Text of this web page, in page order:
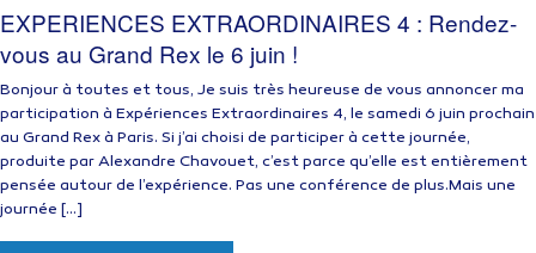
EXPERIENCES EXTRAORDINAIRES 4 : Rendez-
vous au Grand Rex le 6 juin !
Bonjour à toutes et tous, Je suis très heureuse de vous annoncer ma
participation à Expériences Extraordinaires 4, le samedi 6 juin prochain
au Grand Rex à Paris. Si j’ai choisi de participer à cette journée,
produite par Alexandre Chavouet, c’est parce qu’elle est entièrement
pensée autour de l’expérience. Pas une conférence de plus.Mais une
journée […]